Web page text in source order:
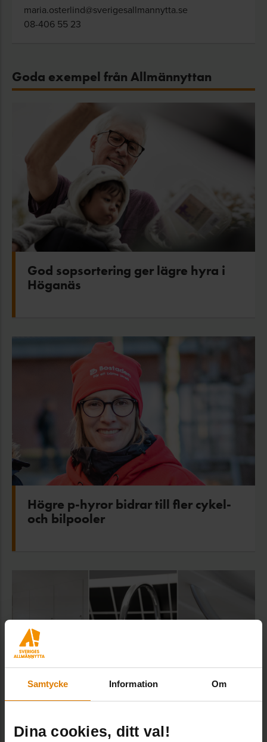
Samtycke Information Om
Dina cookies, ditt val!
maria.osterlind@sverigesallmannytta.se
08-406 55 23
Goda exempel från Allmännyttan
God sopsortering ger lägre hyra i
Höganäs
Högre p-hyror bidrar till fler cykel-
och bilpooler
Sigtunahems hyresgäster får välja